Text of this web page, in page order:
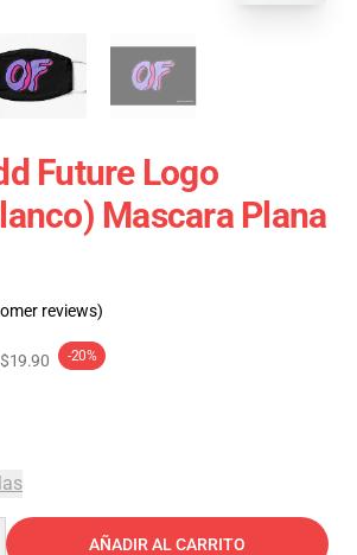
Future Logo
Mascara Plana
reviews)
$19.90 -20%
AÑADIR AL CARRITO